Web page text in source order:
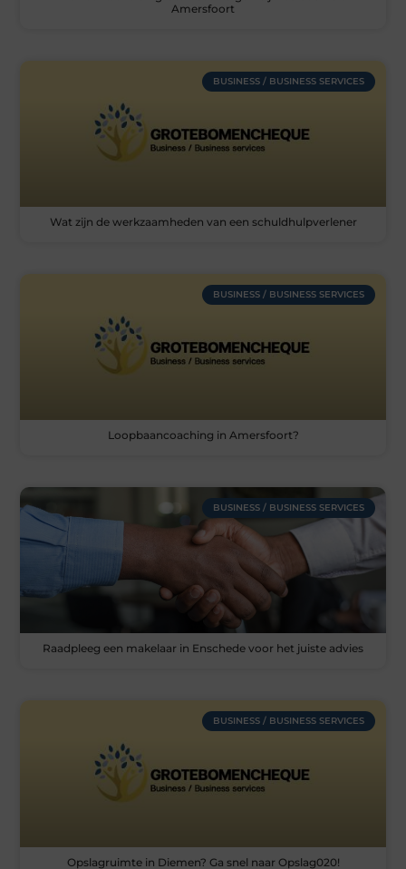
Amersfoort
BUSINESS / BUSINESS SERVICES
Wat zijn de werkzaamheden van een schuldhulpverlener
BUSINESS / BUSINESS SERVICES
Loopbaancoaching in Amersfoort?
BUSINESS / BUSINESS SERVICES
Raadpleeg een makelaar in Enschede voor het juiste advies
BUSINESS / BUSINESS SERVICES
Opslagruimte in Diemen? Ga snel naar Opslag020!